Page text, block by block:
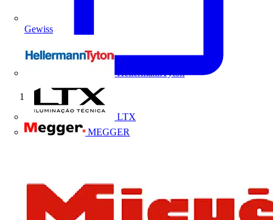
Gewiss
HellermannTyton
LTX
MEGGER
Início